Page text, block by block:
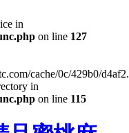
in
on line 127
cache/0c/429b0/
in
on line 115